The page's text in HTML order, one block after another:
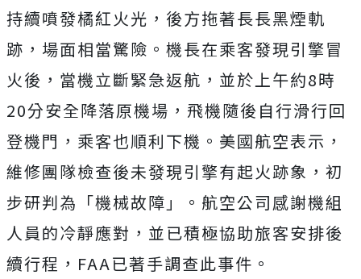
持續噴發橘紅火光，後方拖著長長黑煙軌
跡，場面相當驚險。機長在乘客發現引擎冒
火後，當機立斷緊急返航，並於上午約8時
20分安全降落原機場，飛機隨後自行滑行回
登機門，乘客也順利下機。 美國航空表示，
維修團隊檢查後未發現引擎有起火跡象，初
步研判為「機械故障」。航空公司感謝機組
人員的冷靜應對，並已積極協助旅客安排後
續行程，FAA已著手調查此事件。